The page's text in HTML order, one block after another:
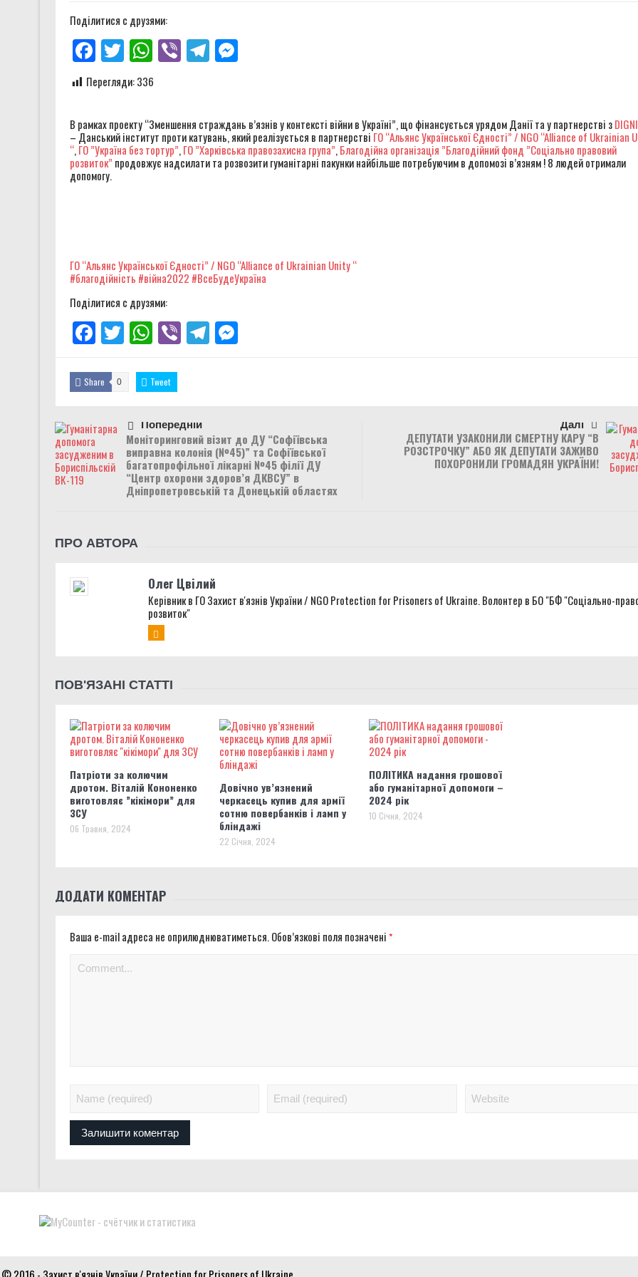
Два роки «Артан Х»: від тіні минулого до світла Перемоги
Поділитися с друзями:
Facebook
TwitterWhatsApp
ViberTelegramMessenger
Перегляди: 336
В рамках проекту “Зменшення страждань в’язнів у контексті війни в Україні”, що фінансується урядом Данії та у партнерстві з
– Данський інститут проти катувань, який реалізується в партнерстві ГО “Альянс Української Єдності” / NGO “Alliance of Ukrainian
“,ГО ”Україна без тортур”,ГО ”Харківська правозахисна група”,Благодійна організація ”Благодійний фонд ”Соціально правовий
розвиток” продовжує надсилати та розвозити гуманітарні пакунки найбільше потребуючим в допомозі в’язням ! 8 людей отримали
допомогу.
ГО “Альянс Української Єдності” / NGO “Alliance of Ukrainian Unity “
#благодійність #війна2022 #ВсеБудеУкраїна
Поділитися с друзями:
Facebook
TwitterWhatsApp
ViberTelegramMessenger
Share 0 Tweet
Попередній
Моніторинговий візит до ДУ “Софіївська
виправна колонія (№45)” та Софіївської
багатопрофільної лікарні №45 філії ДУ
“Центр охорони здоров’я ДКВСУ” в
Дніпропетровській та Донецькій областях
Далі
ДЕПУТАТИ УЗАКОНИЛИ СМЕРТНУ КАРУ “В
РОЗСТРОЧКУ” АБО ЯК ДЕПУТАТИ ЗАЖИВО
ПОХОРОНИЛИ ГРОМАДЯН УКРАЇНИ!
ПРО АВТОРА
Олег Цвілий
Керівник в ГО Захист в'язнів України / NGO Protection for Prisoners of Ukraine. Волонтер в БО "БФ "Соціально-
розвиток"
ПОВ'ЯЗАНІ СТАТТІ
Патріоти за колючим
дротом. Віталій Кононенко
виготовляє ”кікімори” для
ЗСУ
06 Травня, 2024
Довічно ув’язнений
черкасець купив для армії
сотню повербанків і ламп у
бліндажі
22 Січня, 2024
ПОЛІТИКА надання грошової
або гуманітарної допомоги –
2024 рік
10 Січня, 2024
ДОДАТИ КОМЕНТАР
Ваша e-mail адреса не оприлюднюватиметься. Обов’язкові поля позначені*